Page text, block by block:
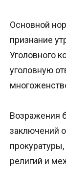
Основной
признание
Уголовного
уголовную
Возражения
заключений
религий и